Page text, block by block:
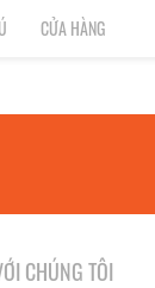
CỬA HÀNG
CHÚNG TÔI